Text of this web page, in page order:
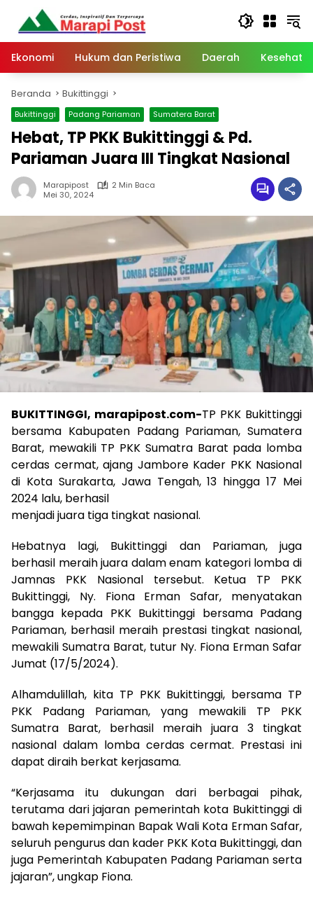
Langsung
konten
Ekonomi
Hukum dan Peristiwa Daerah
Beranda Bukittinggi
Bukittinggi Padang Pariaman Sumatera Barat
Hebat, TP PKK Bukittinggi & Pd.
Pariaman Juara III Tingkat Nasional
Marapipost
2 Min Baca
Mei 30, 2024
BUKITTINGGI, marapipost.com-TP PKK Bukittinggi
bersama Kabupaten Padang Pariaman, Sumatera
Barat, mewakili TP PKK Sumatra Barat pada lomba
cerdas cermat, ajang Jambore Kader PKK Nasional
di Kota Surakarta, Jawa Tengah, 13 hingga 17 Mei
2024 lalu, berhasil
menjadi juara tiga tingkat nasional.
Hebatnya lagi, Bukittinggi dan Pariaman, juga
berhasil meraih juara dalam enam kategori lomba di
Jamnas PKK Nasional tersebut. Ketua TP PKK
Bukittinggi, Ny. Fiona Erman Safar, menyatakan
bangga kepada PKK Bukittinggi bersama Padang
Pariaman, berhasil meraih prestasi tingkat nasional,
mewakili Sumatra Barat, tutur Ny. Fiona Erman Safar
Jumat (17/5/2024).
Alhamdulillah, kita TP PKK Bukittinggi, bersama TP
PKK Padang Pariaman, yang mewakili TP PKK
Sumatra Barat, berhasil meraih juara 3 tingkat
nasional dalam lomba cerdas cermat. Prestasi ini
dapat diraih berkat kerjasama.
“Kerjasama itu dukungan dari berbagai pihak,
terutama dari jajaran pemerintah kota Bukittinggi di
bawah kepemimpinan Bapak Wali Kota Erman Safar,
seluruh pengurus dan kader PKK Kota Bukittinggi, dan
juga Pemerintah Kabupaten Padang Pariaman serta
jajaran”, ungkap Fiona.